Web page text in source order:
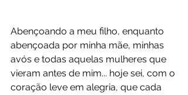
Abençoando a meu filho, enquanto
abençoada por minha mãe, minhas
avós e todas aquelas mulheres que
vieram antes de mim... hoje sei, com o
coração leve em alegria, que cada